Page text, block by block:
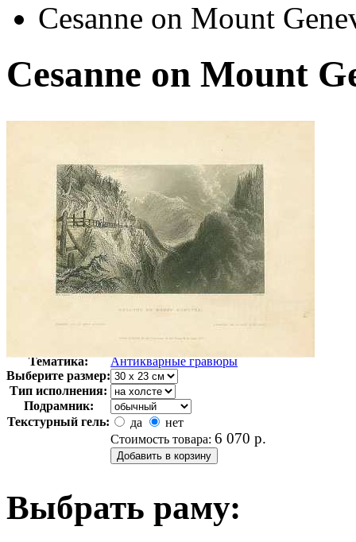
Cesanne on Mount
Cesanne on Mount
Тематика:
Антикварные гравюры
Выберите размер:
Тип исполнения:
Подрамник:
Текстурный гель:
да
нет
Стоимость товара: 6 070 р.
Выбрать раму: